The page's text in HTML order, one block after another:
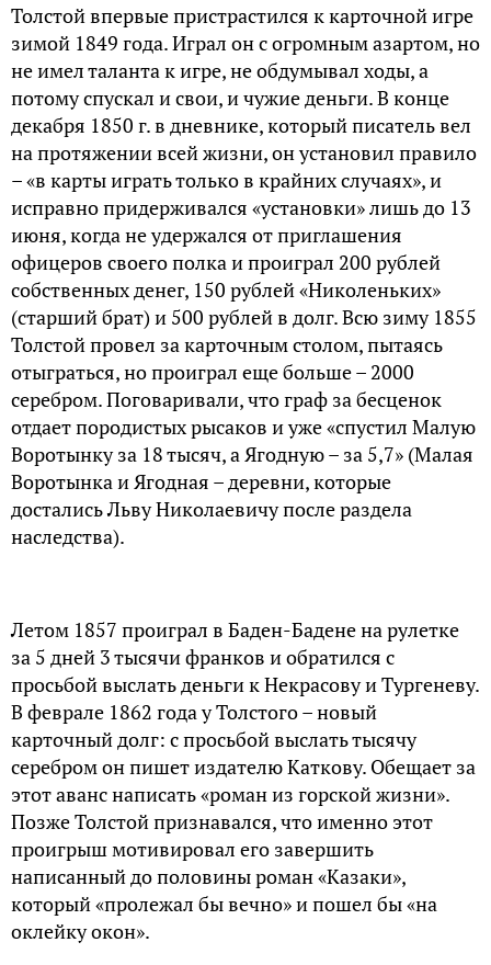
Толстой впервые пристрастился к карточной игре
зимой 1849 года. Играл он с огромным азартом, но
не имел таланта к игре, не обдумывал ходы, а
потому спускал и свои, и чужие деньги. В конце
декабря 1850 г. в дневнике, который писатель вел
на протяжении всей жизни, он установил правило
– «в карты играть только в крайних случаях», и
исправно придерживался «установки» лишь до 13
июня, когда не удержался от приглашения
офицеров своего полка и проиграл 200 рублей
собственных денег, 150 рублей «Николеньких»
(старший брат) и 500 рублей в долг. Всю зиму 1855
Толстой провел за карточным столом, пытаясь
отыграться, но проиграл еще больше – 2000
серебром. Поговаривали, что граф за бесценок
отдает породистых рысаков и уже «спустил Малую
Воротынку за 18 тысяч, а Ягодную – за 5,7» (Малая
Воротынка и Ягодная – деревни, которые
достались Льву Николаевичу после раздела
наследства).
Летом 1857 проиграл в Баден-Бадене на рулетке
за 5 дней 3 тысячи франков и обратился с
просьбой выслать деньги к Некрасову и Тургеневу.
В феврале 1862 года у Толстого – новый
карточный долг: с просьбой выслать тысячу
серебром он пишет издателю Каткову. Обещает за
этот аванс написать «роман из горской жизни».
Позже Толстой признавался, что именно этот
проигрыш мотивировал его завершить
написанный до половины роман «Казаки»,
который «пролежал бы вечно» и пошел бы «на
оклейку окон».